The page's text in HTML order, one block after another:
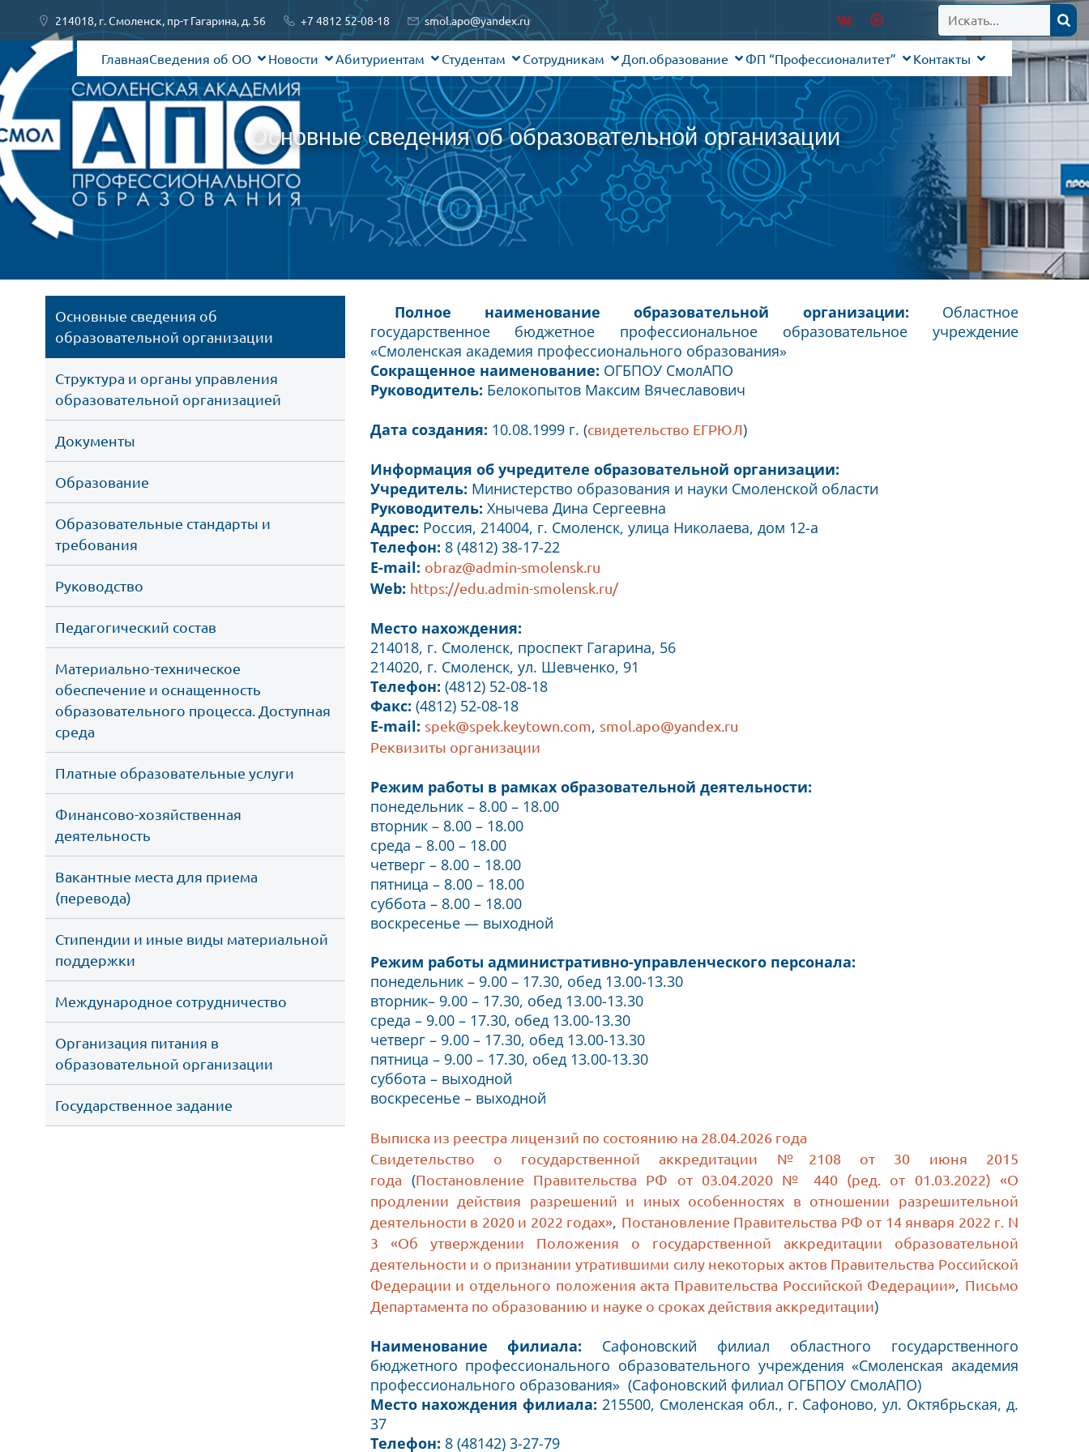
214018, г. Смоленск, пр-т Гагарина, д. 56 +7 4812 52-08-18 smol.apo@yandex.ru
ГлавнаяСведения об ОО Новости Абитуриентам Студентам Сотрудникам Доп.образование ФП “Профессионалитет” Контакты
Основные сведения об образовательной организации
Основные сведения об
образовательной организации
Cтруктура и органы управления
образовательной организацией
Документы
Образование
Образовательные стандарты и
требования
Руководство
Педагогический состав
Материально-техническое
обеспечение и оснащенность
образовательного процесса. Доступная
среда
Платные образовательные услуги
Финансово-хозяйственная
деятельность
Вакантные места для приема
(перевода)
Стипендии и иные виды материальной
поддержки
Международное сотрудничество
Организация питания в
образовательной организации
Государственное задание
Полное наименование образовательной организации: Областное
государственное бюджетное профессиональное образовательное учреждение
«Смоленская академия профессионального образования»
Сокращенное наименование: ОГБПОУ СмолАПО
Руководитель: Белокопытов Максим Вячеславович
Дата создания: 10.08.1999 г. (свидетельство ЕГРЮЛ)
Информация об учредителе образовательной организации:
Учредитель: Министерство образования и науки Смоленской области
Руководитель: Хнычева Дина Сергеевна
Адрес: Россия, 214004, г. Смоленск, улица Николаева, дом 12-а
Телефон: 8 (4812) 38-17-22
E-mail: obraz@admin-smolensk.ru
Web: https://edu.admin-smolensk.ru/
Место нахождения:
214018, г. Смоленск, проспект Гагарина, 56
214020, г. Смоленск, ул. Шевченко, 91
Телефон: (4812) 52-08-18
Факс: (4812) 52-08-18
E-mail: spek@spek.keytown.com, smol.apo@yandex.ru
Реквизиты организации
Режим работы в рамках образовательной деятельности:
понедельник ­– 8.00 ­– 18.00
вторник ­– 8.00 ­– 18.00
среда ­– 8.00 ­– 18.00
четверг ­– 8.00 ­– 18.00
пятница ­– 8.00 ­– 18.00
суббота ­– 8.00 ­– 18.00
воскресенье — выходной
Режим работы административно-управленческого персонала:
понедельник ­– 9.00 ­– 17.30, обед 13.00-13.30
вторник– 9.00 ­– 17.30, обед 13.00-13.30
среда – 9.00 ­– 17.30, обед 13.00-13.30
четверг – 9.00 ­– 17.30, обед 13.00-13.30
пятница – 9.00 ­– 17.30, обед 13.00-13.30
суббота – выходной
воскресенье ­– выходной
Выписка из реестра лицензий по состоянию на 28.04.2026 года
Свидетельство о государственной аккредитации №2108 от 30 июня 2015
года (Постановление Правительства РФ от 03.04.2020 № 440 (ред. от 01.03.2022) «О
продлении действия разрешений и иных особенностях в отношении разрешительной
деятельности в 2020 и 2022 годах», Постановление Правительства РФ от 14 января 2022 г. N
3 «Об утверждении Положения о государственной аккредитации образовательной
деятельности и о признании утратившими силу некоторых актов Правительства Российской
Федерации и отдельного положения акта Правительства Российской Федерации», Письмо
Департамента по образованию и науке о сроках действия аккредитации)
Наименование филиала: Сафоновский филиал областного государственного
бюджетного профессионального образовательного учреждения «Смоленская академия
профессионального образования» (Сафоновский филиал ОГБПОУ СмолАПО)
Место нахождения филиала: 215500, Смоленская обл., г. Сафоново, ул. Октябрьская, д.
37
Телефон: 8 (48142) 3-27-79